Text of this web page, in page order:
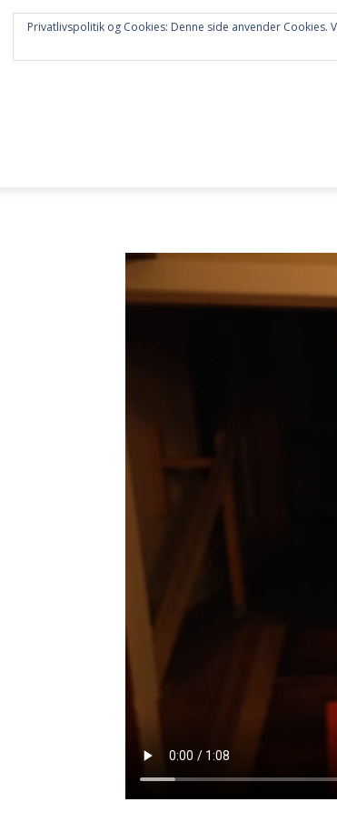
Privatlivspolitik og Cookies: Denne side anvender